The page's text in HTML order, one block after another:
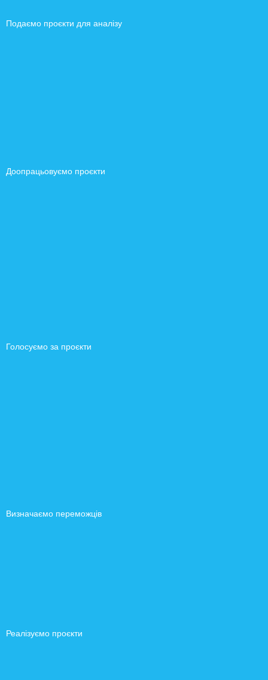
Подаємо проєкти для аналізу
Доопрацьовуємо проєкти
Голосуємо за проєкти
Визначаємо переможців
Реалізуємо проєкти